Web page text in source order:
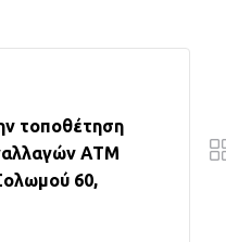
τοποθέτηση
ΑΤΜ
60,